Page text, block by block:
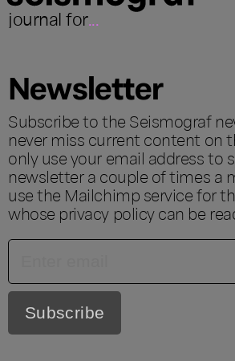
journal for...
Newsletter
Subscribe to the Seismograf
never miss current content on
only use your email address to
newsletter a couple of times a
use the Mailchimp service for
whose privacy policy can be